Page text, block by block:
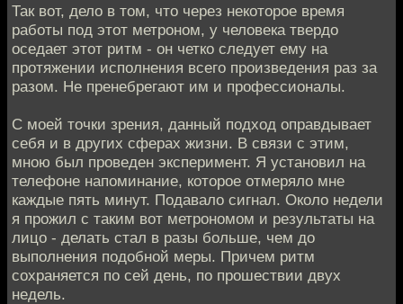
Так вот, дело в том, что через некоторое время
работы под этот метроном, у человека твердо
оседает этот ритм - он четко следует ему на
протяжении исполнения всего произведения раз за
разом. Не пренебрегают им и профессионалы.
С моей точки зрения, данный подход оправдывает
себя и в других сферах жизни. В связи с этим,
мною был проведен эксперимент. Я установил на
телефоне напоминание, которое отмеряло мне
каждые пять минут. Подавало сигнал. Около недели
я прожил с таким вот метрономом и результаты на
лицо - делать стал в разы больше, чем до
выполнения подобной меры. Причем ритм
сохраняется по сей день, по прошествии двух
недель.